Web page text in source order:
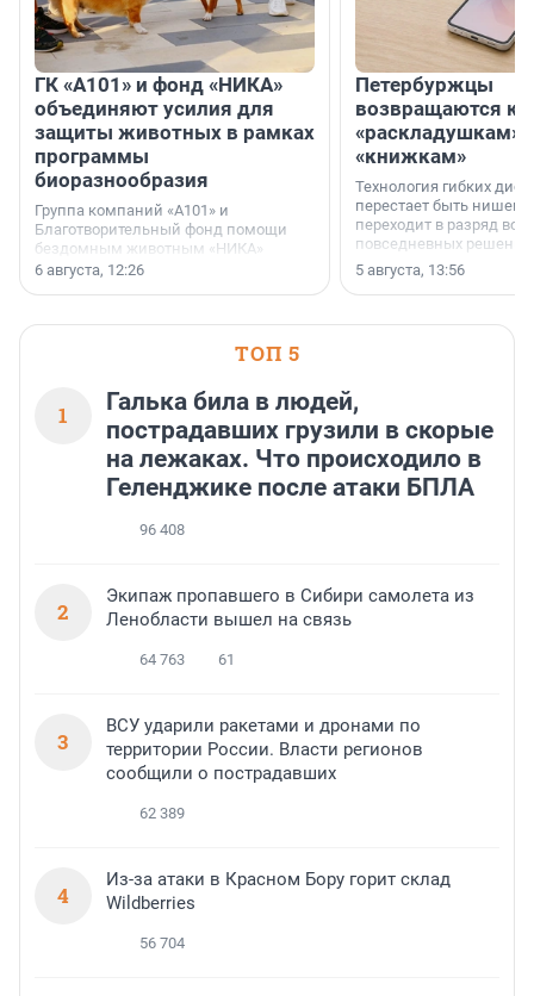
ГК «А101» и фонд «НИКА»
объединяют усилия для
защиты животных в рамках
программы
биоразнообразия
Группа компаний «А101» и
Благотворительный фонд помощи
бездомным животным «НИКА»
заключили соглашение о
6 августа, 12:26
Петербуржцы
возвращаются к
«раскладушкам»
«книжкам»
Технология гибких
перестает быть
переходит в разряд
повседневных
5 августа, 13:56
ТОП 5
1
Галька била в людей,
пострадавших грузили в скорые
на лежаках. Что происходило в
Геленджике после атаки БПЛА
96 408
2
Экипаж пропавшего в Сибири самолета из
Ленобласти вышел на связь
64 763 61
3
ВСУ ударили ракетами и дронами по
территории России. Власти регионов
сообщили о пострадавших
62 389
4
Из-за атаки в Красном Бору горит склад
Wildberries
56 704